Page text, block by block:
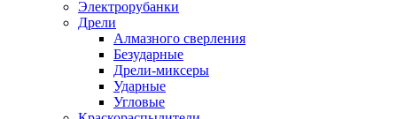
Электрорубанки
Дрели
Алмазного сверления
Безударные
Дрели-миксеры
Ударные
Угловые